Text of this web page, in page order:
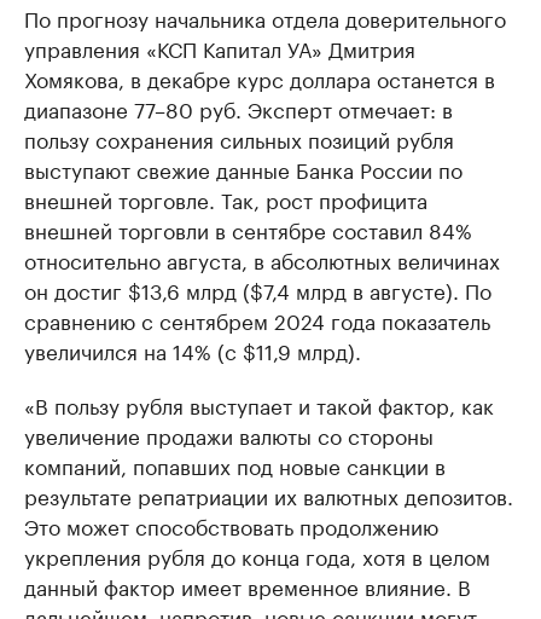
По прогнозу начальника отдела доверительного
управления «КСП Капитал УА» Дмитрия
Хомякова, в декабре курс доллара останется в
диапазоне 77–80 руб. Эксперт отмечает: в
пользу сохранения сильных позиций рубля
выступают свежие данные Банка России по
внешней торговле. Так, рост профицита
внешней торговли в сентябре составил 84%
относительно августа, в абсолютных величинах
он достиг $13,6 млрд ($7,4 млрд в августе). По
сравнению с сентябрем 2024 года показатель
увеличился на 14% (с $11,9 млрд).
«В пользу рубля выступает и такой фактор, как
увеличение продажи валюты со стороны
компаний, попавших под новые санкции в
результате репатриации их валютных депозитов.
Это может способствовать продолжению
укрепления рубля до конца года, хотя в целом
данный фактор имеет временное влияние. В